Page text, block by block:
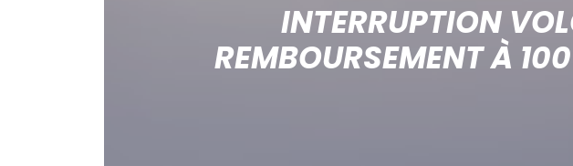
INTERRUPTION
REMBOURSEMENT À